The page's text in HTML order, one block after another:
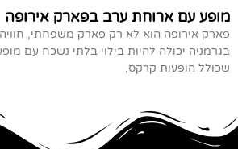
מופע עם ארוחת ערב בפארק אירופה
פארק אירופה הוא לא רק פארק משפחתי, חוויה
בגרמניה יכולה להיות בילוי בלתי נשכח עם
שכולל הופעות קרקס,